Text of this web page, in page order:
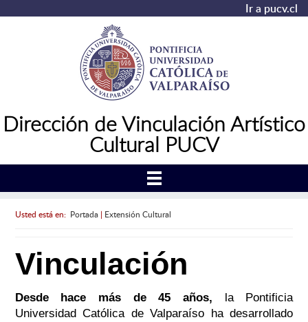
Ir a pucv.cl
Dirección de Vinculación Artístico
Cultural PUCV
Usted está en: Portada| Extensión Cultural
Vinculación
Desde hace más de 45 años, la Pontificia
Universidad Católica de Valparaíso ha desarrollado